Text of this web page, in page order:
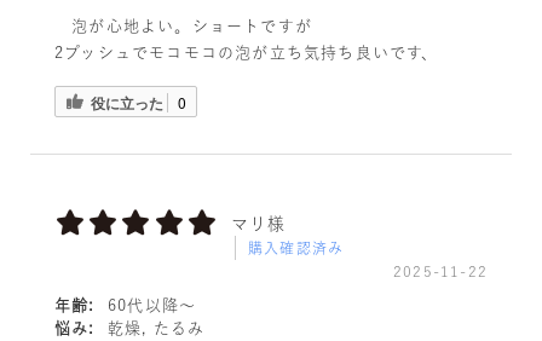
泡が心地よい。ショートですが
2プッシュでモコモコの泡が立ち気持ち良いです、
役に立った 0
マリ様
購入確認済み
2025-11-22
年齢:
60代以降〜
悩み:
乾燥, たるみ